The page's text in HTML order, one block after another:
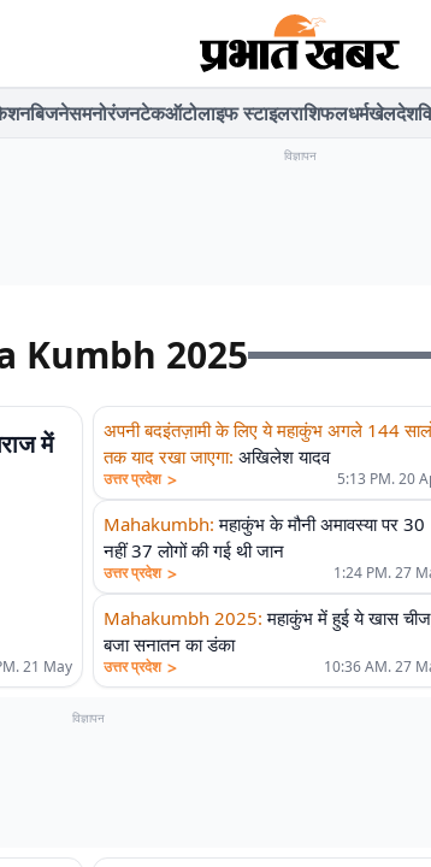
बिजनेसमनोरंजनटेकऑटोलाइफ स्टाइलराशिफलधर्मखेलदेश
विज्ञापन
Kumbh 2025
में
21 May
अपनी बदइंतज़ामी के लिए ये महाकुंभ अगले 144
तक याद रखा जाएगा: अखिलेश यादव
उत्तर प्रदेश > 5:13 PM. 20
Mahakumbh: महाकुंभ के मौनी अमावस्या पर 30
नहीं 37 लोगों की गई थी जान
उत्तर प्रदेश > 1:24 PM. 27
Mahakumbh 2025: महाकुंभ में हुई ये खास
बजा सनातन का डंका
उत्तर प्रदेश > 10:36 AM. 27
विज्ञापन